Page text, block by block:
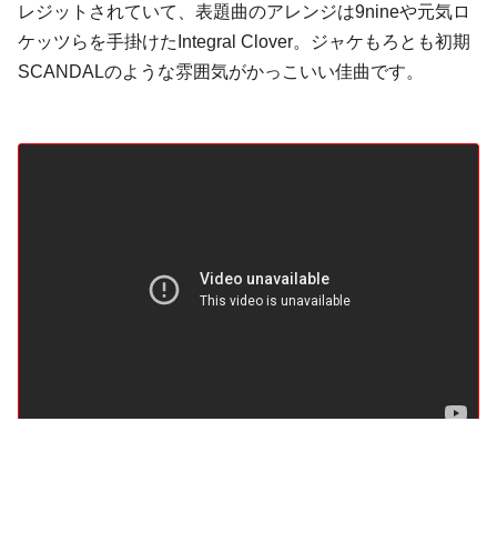
レジットされていて、表題曲のアレンジは9nineや元気ロ
ケッツらを手掛けた Integral Clover。ジャケもろとも初期
SCANDALのような雰囲気がかっこいい佳曲です。